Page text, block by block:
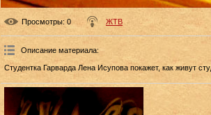
Просмотры: 0 ЖТВ
Описание материала:
Студентка Гарварда Лена Исупова покажет, как живут